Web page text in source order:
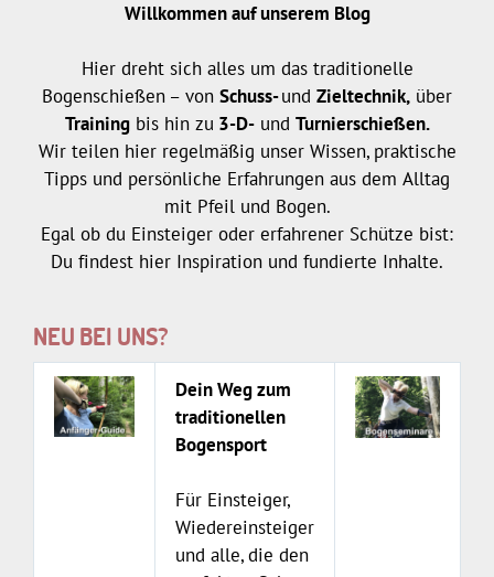
Willkommen auf unserem Blog
Hier dreht sich alles um das traditionelle
Bogenschießen – von Schuss-und Zieltechnik, über
Trainingbis hin zu 3-D-und Turnierschießen.
Wir teilen hier regelmäßig unser Wissen, praktische
Tipps und persönliche Erfahrungen aus dem Alltag
mit Pfeil und Bogen.
Egal ob du Einsteiger oder erfahrener Schütze bist:
Du findest hier Inspiration und fundierte Inhalte.
NEU BEI UNS?
Dein Weg zum
traditionellen
Bogensport
Für Einsteiger,
Wiedereinsteiger
und alle, die den